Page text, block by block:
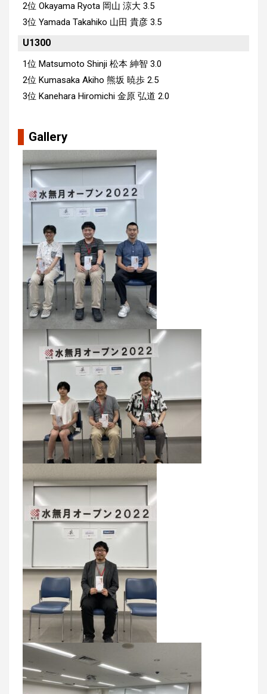
2位 Okayama Ryota 岡山 涼大 3.5
3位 Yamada Takahiko 山田 貴彦 3.5
U1300
1位 Matsumoto Shinji 松本 紳智 3.0
2位 Kumasaka Akiho 熊坂 暁歩 2.5
3位 Kanehara Hiromichi 金原 弘道 2.0
Gallery